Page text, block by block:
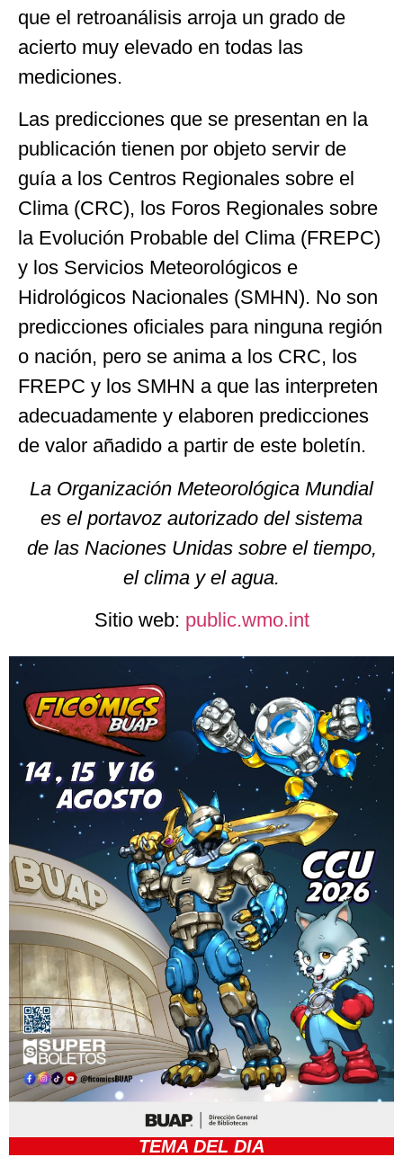
que el retroanálisis arroja un grado de
acierto muy elevado en todas las
mediciones.
Las predicciones que se presentan en la
publicación tienen por objeto servir de
guía a los Centros Regionales sobre el
Clima (CRC), los Foros Regionales sobre
la Evolución Probable del Clima (FREPC)
y los Servicios Meteorológicos e
Hidrológicos Nacionales (SMHN). No son
predicciones oficiales para ninguna región
o nación, pero se anima a los CRC, los
FREPC y los SMHN a que las interpreten
adecuadamente y elaboren predicciones
de valor añadido a partir de este boletín.
La Organización Meteorológica Mundial
es el portavoz autorizado del sistema
de las Naciones Unidas sobre el tiempo,
el clima y el agua.
Sitio web: public.wmo.int
TEMA DEL DIA